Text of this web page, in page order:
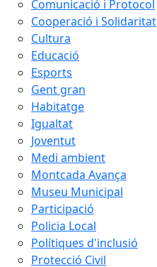
Comunicació i Protocol
Cooperació i Solidaritat
Cultura
Educació
Esports
Gent gran
Habitatge
Igualtat
Joventut
Medi ambient
Montcada Avança
Museu Municipal
Participació
Policia Local
Polítiques d'inclusió
Protecció Civil